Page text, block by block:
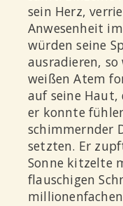
sein Herz,
Anwesenheit
würden seine
ausradieren,
weißen Atem
auf seine Haut,
er konnte
schimmernder
setzten. Er
Sonne kitzelte
flauschigen